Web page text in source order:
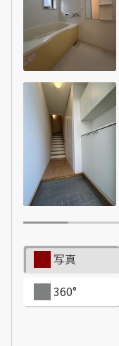
ショップを探す
ライフサポート
ス付き・シニア向け
イフ CLUB
トナー
写真
360°